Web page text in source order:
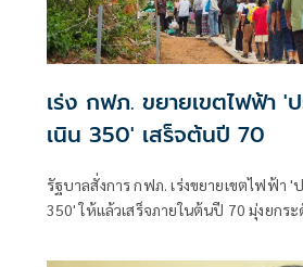
เร่ง กฟภ. ขยายเขตไฟฟ้า '
เนิน 350' เสร็จต้นปี 70
รัฐบาลสั่งการ กฟภ. เร่งขยายเขตไฟฟ้า
350' ให้แล้วเสร็จภายในต้นปี 70 มุ่งยก